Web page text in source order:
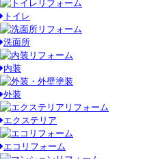
トイレ
洗面所
内装
外装
エクステリア
エコリフォーム